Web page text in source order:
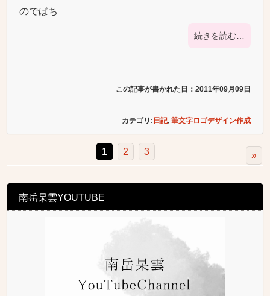
のでぱち
続きを読む…
この記事が書かれた日：2011年09月09日
カテゴリ: 日記, 筆文字ロゴデザイン作成
1 2 3 »
南岳杲雲YOUTUBE